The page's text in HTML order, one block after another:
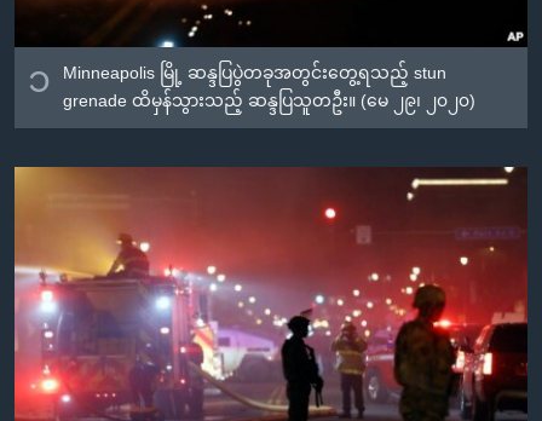
ကျော်
ရန်
၁
Minneapolis မြို့ ဆန္ဒပြပွဲတခုအတွင်းတွေ့ရသည့် stun
grenade ထိမှန်သွားသည့် ဆန္ဒပြသူတဦး။ (မေ ၂၉၊ ၂၀၂၀)